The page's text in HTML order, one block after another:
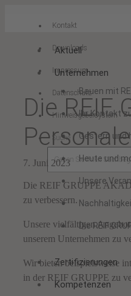
Kontakt
Downloads
Impressum
Datenschutz
Hinweisgebersystem
Suche
Aktuell
Unternehmen
Bauen mit
Ihr Kontakt
Gestern und
Heute und
Unsere
Die REIF
Zertifizierungen
Kompetenzen
Die REIF
7. Juni 2023
Die REIF GRUPPE
zu verbessern.
Unsere vielfältigen
unserem Unternehmen zu
Wir bieten beispielsweise
in der REIF GRUPPE zu